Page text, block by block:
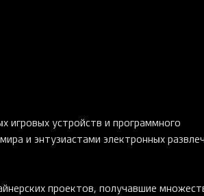
игровых устройств и программного
и энтузиастами электронных
проектов, получавшие